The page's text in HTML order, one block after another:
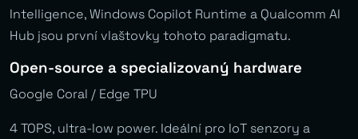
Intelligence, Windows Copilot Runtime a Qualcomm AI
Hub jsou první vlaštovky tohoto paradigmatu.
Open-source a specializovaný hardware
Google Coral / Edge TPU
4 TOPS, ultra-low power. Ideální pro IoT senzory a